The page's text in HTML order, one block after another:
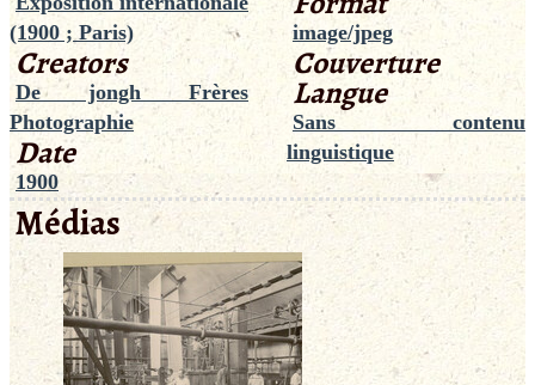
(1900 ; Paris)
Creators
De jongh Frères
Photographie
Date
1900
image/jpeg
Couverture
Langue
Sans contenu
linguistique
Médias